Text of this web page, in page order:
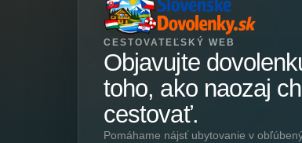
CESTOVATEĽSKÝ WEB
Objavujte
toho, ako naozaj
cestovať.
Pomáhame nájsť ubytovanie v